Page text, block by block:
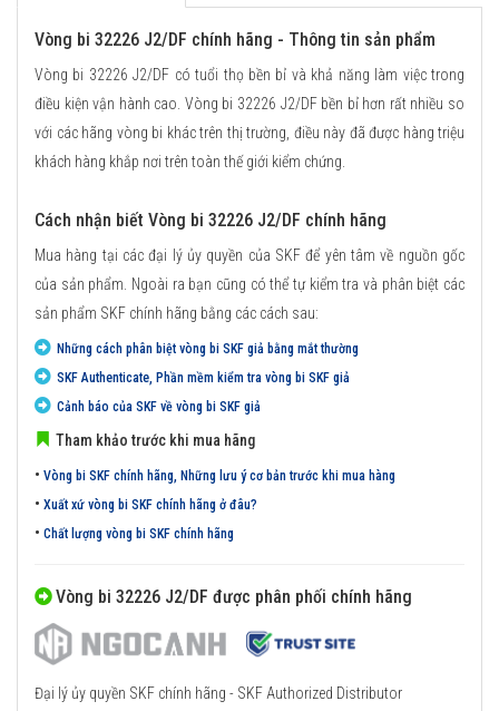
Vòng bi 32226 J2/DF chính hãng - Thông tin sản phẩm
Vòng bi 32226 J2/DF có tuổi thọ bền bỉ và khả năng làm việc trong
điều kiện vận hành cao. Vòng bi 32226 J2/DF bền bỉ hơn rất nhiều so
với các hãng vòng bi khác trên thị trường, điều này đã được hàng triệu
khách hàng khắp nơi trên toàn thế giới kiểm chứng.
Cách nhận biết Vòng bi 32226 J2/DF chính hãng
Mua hàng tại các đại lý ủy quyền của SKF để yên tâm về nguồn gốc
của sản phẩm. Ngoài ra bạn cũng có thể tự kiểm tra và phân biệt các
sản phẩm SKF chính hãng bằng các cách sau:
Những cách phân biệt vòng bi SKF giả bằng mắt thường
SKF Authenticate, Phần mềm kiểm tra vòng bi SKF giả
Cảnh báo của SKF về vòng bi SKF giả
Tham khảo trước khi mua hãng
• Vòng bi SKF chính hãng, Những lưu ý cơ bản trước khi mua hàng
• Xuất xứ vòng bi SKF chính hãng ở đâu?
• Chất lượng vòng bi SKF chính hãng
Vòng bi 32226 J2/DF được phân phối chính hãng
Đại lý ủy quyền SKF chính hãng - SKF Authorized Distributor